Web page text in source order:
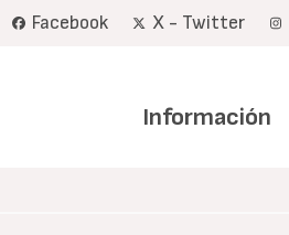
Facebook X - Twitter
Información